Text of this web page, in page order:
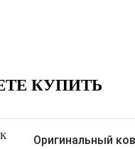
КУПИТЬ
Оригинальный